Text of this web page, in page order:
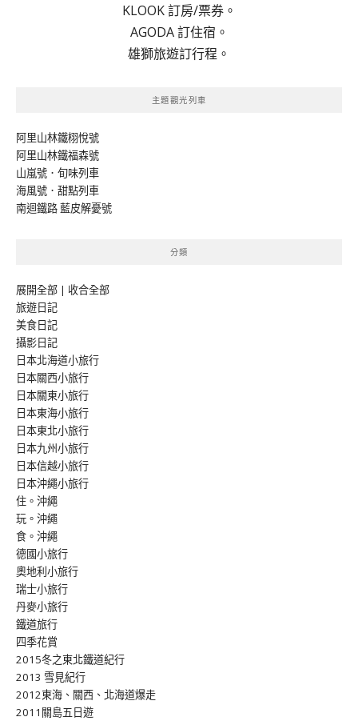
KLOOK 訂房/票券。
AGODA 訂住宿。
雄獅旅遊訂行程。
主題觀光列車
阿里山林鐵栩悅號
阿里山林鐵福森號
山嵐號．旬味列車
海風號．甜點列車
南迴鐵路 藍皮解憂號
分類
展開全部 | 收合全部
旅遊日記
美食日記
攝影日記
日本北海道小旅行
日本關西小旅行
日本關東小旅行
日本東海小旅行
日本東北小旅行
日本九州小旅行
日本信越小旅行
日本沖繩小旅行
住。沖繩
玩。沖繩
食。沖繩
德國小旅行
奧地利小旅行
瑞士小旅行
丹麥小旅行
鐵道旅行
四季花賞
2015冬之東北鐵道紀行
2013 雪見紀行
2012東海、關西、北海道爆走
2011關島五日遊